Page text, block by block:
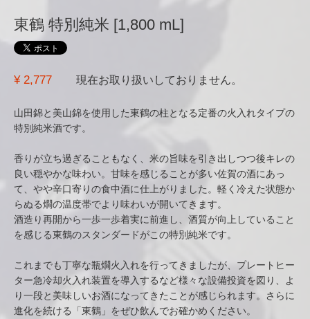
東鶴 特別純米 [1,800 mL]
¥ 2,777 現在お取り扱いしておりません。
山田錦と美山錦を使用した東鶴の柱となる定番の火入れタイプの
特別純米酒です。
香りが立ち過ぎることもなく、米の旨味を引き出しつつ後キレの
良い穏やかな味わい。甘味を感じることが多い佐賀の酒にあっ
て、やや辛口寄りの食中酒に仕上がりました。軽く冷えた状態か
らぬる燗の温度帯でより味わいが開いてきます。
酒造り再開から一歩一歩着実に前進し、酒質が向上していること
を感じる東鶴のスタンダードがこの特別純米です。
これまでも丁寧な瓶燗火入れを行ってきましたが、プレートヒー
ター急冷却火入れ装置を導入するなど様々な設備投資を図り、よ
り一段と美味しいお酒になってきたことが感じられます。さらに
進化を続ける「東鶴」をぜひ飲んでお確かめください。